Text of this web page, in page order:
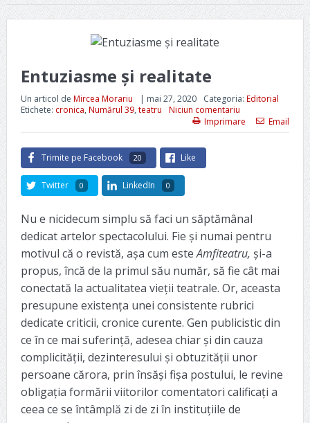
Entuziasme și realitate
Un articol de Mircea Morariu | mai 27, 2020 Categoria: Editorial
Etichete: cronica, Numărul 39, teatru
Niciun comentariu
Imprimare
Email
Trimite pe Facebook 20 Like
Twitter 0 LinkedIn 0
Nu e nicidecum simplu să faci un săptămânal
dedicat artelor spectacolului. Fie și numai pentru
motivul că o revistă, așa cum esteAmfiteatru, și-a
propus, încă de la primul său număr, să fie cât mai
conectată la actualitatea vieții teatrale. Or, aceasta
presupune existența unei consistente rubrici
dedicate criticii, cronice curente. Gen publicistic din
ce în ce mai suferință, adesea chiar și din cauza
complicității, dezinteresului și obtuzității unor
persoane cărora, prin însăși fișa postului, le revine
obligația formării viitorilor comentatori calificați a
ceea ce se întâmplă zi de zi în instituțiile de